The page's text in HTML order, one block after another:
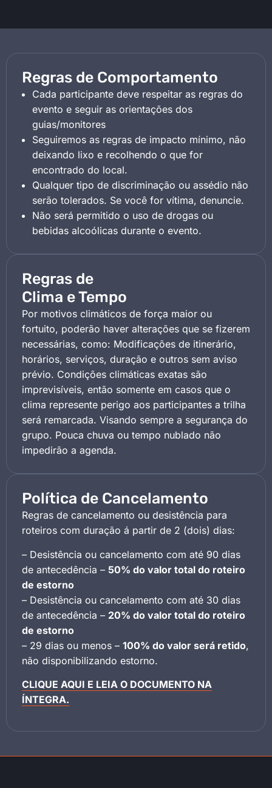
Regras de Comportamento
Cada participante deve respeitar as regras do
evento e seguir as orientações dos
guias/monitores
Seguiremos as regras de impacto mínimo, não
deixando lixo e recolhendo o que for
encontrado do local.
Qualquer tipo de discriminação ou assédio não
serão tolerados. Se você for vítima, denuncie.
Não será permitido o uso de drogas ou
bebidas alcoólicas durante o evento.
Regras de
Clima e Tempo
Por motivos climáticos de força maior ou
fortuito, poderão haver alterações que se fizerem
necessárias, como: Modificações de itinerário,
horários, serviços, duração e outros sem aviso
prévio. Condições climáticas exatas são
imprevisíveis, então somente em casos que o
clima represente perigo aos participantes a trilha
será remarcada. Visando sempre a segurança do
grupo. Pouca chuva ou tempo nublado não
impedirão a agenda.
Política de Cancelamento
Regras de cancelamento ou desistência para
roteiros com duração á partir de 2 (dois) dias:
– Desistência ou cancelamento com até 90 dias
de antecedência – 50% do valor total do roteiro
de estorno
– Desistência ou cancelamento com até 30 dias
de antecedência – 20% do valor total do roteiro
de estorno
– 29 dias ou menos – 100% do valor será retido,
não disponibilizando estorno.
CLIQUE AQUI E LEIA O DOCUMENTO NA
ÍNTEGRA.